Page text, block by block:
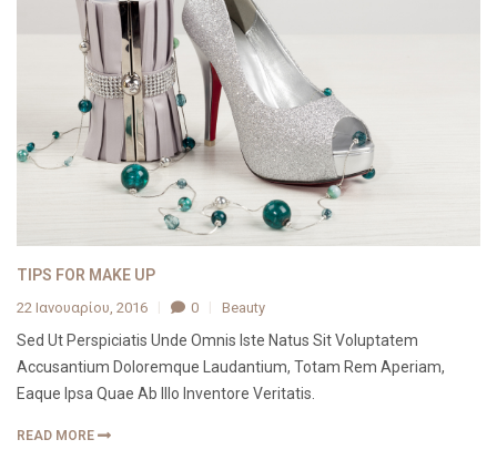
TIPS FOR MAKE UP
22 Ιανουαρίου, 2016 0 Beauty
Sed Ut Perspiciatis Unde Omnis Iste Natus Sit Voluptatem
Accusantium Doloremque Laudantium, Totam Rem Aperiam,
Eaque Ipsa Quae Ab Illo Inventore Veritatis.
READ MORE